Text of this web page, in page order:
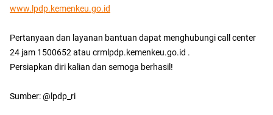
www.lpdp.kemenkeu.go.id
Pertanyaan dan layanan bantuan dapat menghubungi call center
24 jam 1500652 atau crmlpdp.kemenkeu.go.id .
Persiapkan diri kalian dan semoga berhasil!
Sumber: @lpdp_ri